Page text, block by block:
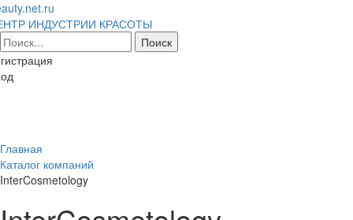
ИНДУСТРИИ КРАСОТЫ
Главная
Каталог компаний
InterCosmetology